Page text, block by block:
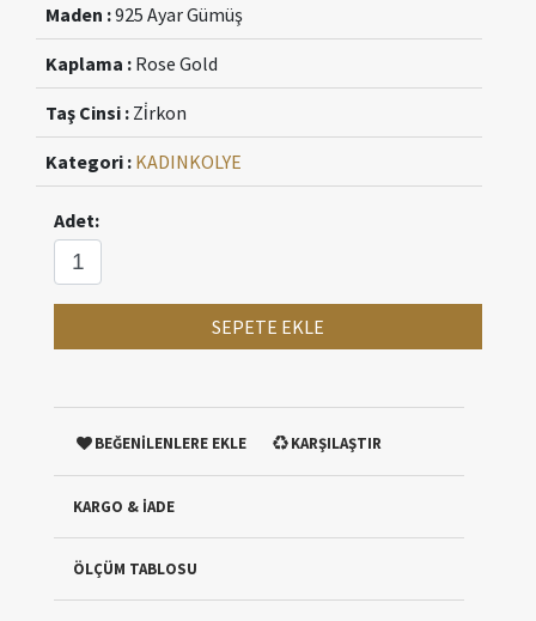
Maden :925 Ayar Gümüş
Kaplama : Rose Gold
Taş Cinsi : Zi̇rkon
Kategori : KADINKOLYE
Adet:
SEPETE EKLE
BEĞENİLENLERE EKLE KARŞILAŞTIR
KARGO & İADE
ÖLÇÜM TABLOSU